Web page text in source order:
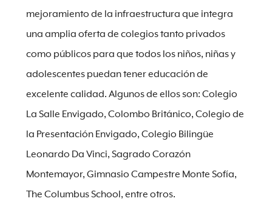
mejoramiento de la infraestructura que integra
una amplia oferta de colegios tanto privados
como públicos para que todos los niños, niñas y
adolescentes puedan tener educación de
excelente calidad. Algunos de ellos son: Colegio
La Salle Envigado, Colombo Británico, Colegio de
la Presentación Envigado, Colegio Bilingüe
Leonardo Da Vinci, Sagrado Corazón
Montemayor, Gimnasio Campestre Monte Sofía,
The Columbus School, entre otros.